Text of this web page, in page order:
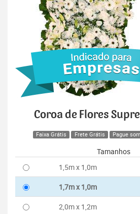
Coroa de Flores
Faixa Grátis Frete Grátis Pague
Tamanhos
1,5m x 1,0m
1,7m x 1,0m
2,0m x 1,2m